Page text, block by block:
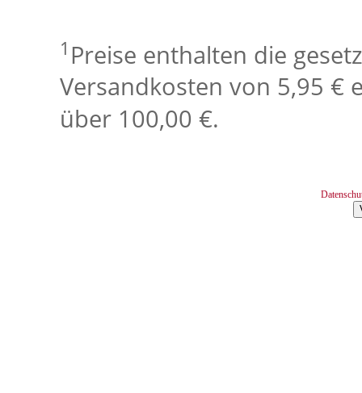
1 Preise enthalten die
Versandkosten von 5,95 €
über 100,00 €.